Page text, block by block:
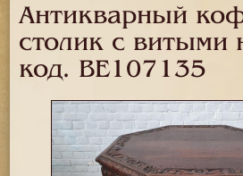
Антикварный
столик с витыми
код. BE107135